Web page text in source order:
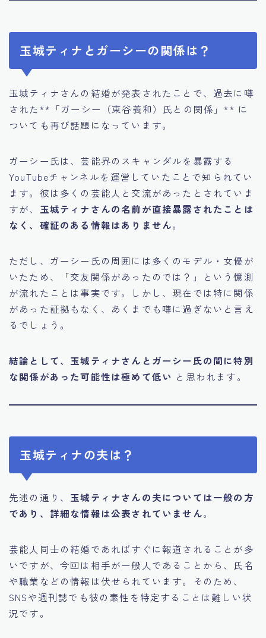
玉城ティナとガーシーの関係は？
玉城ティナさんの結婚が発表されたことで、過去に噂
された**「ガーシー（東谷義和）氏との関係」** に
ついても再び話題になっています。
ガーシー氏は、芸能界のスキャンダルを暴露する
YouTubeチャンネルを運営していたことで知られてい
ます。彼は多くの芸能人と交流があったとされていま
すが、 玉城ティナさんの名前が直接暴露されたことは
なく、確証のある情報はありません。
ただし、ガーシー氏の周囲には多くのモデル・女優が
いたため、「交友関係があったのでは？」という憶測
が流れたことは事実です。しかし、現在では特に関係
があった証拠もなく、あくまでも噂に過ぎないと言え
るでしょう。
結論として、玉城ティナさんとガーシー氏の間に特別
な関係があった可能性は極めて低い と思われます。
玉城ティナの夫は？
先述の通り、 玉城ティナさんの夫については一般の方
であり、詳細な情報は公表されていません。
芸能人同士の結婚であればすぐに報道されることが多
いですが、今回は相手が一般人であることから、氏名
や職業などの情報は伏せられています。そのため、
SNSや週刊誌でも彼の素性を特定することは難しい状
況です。